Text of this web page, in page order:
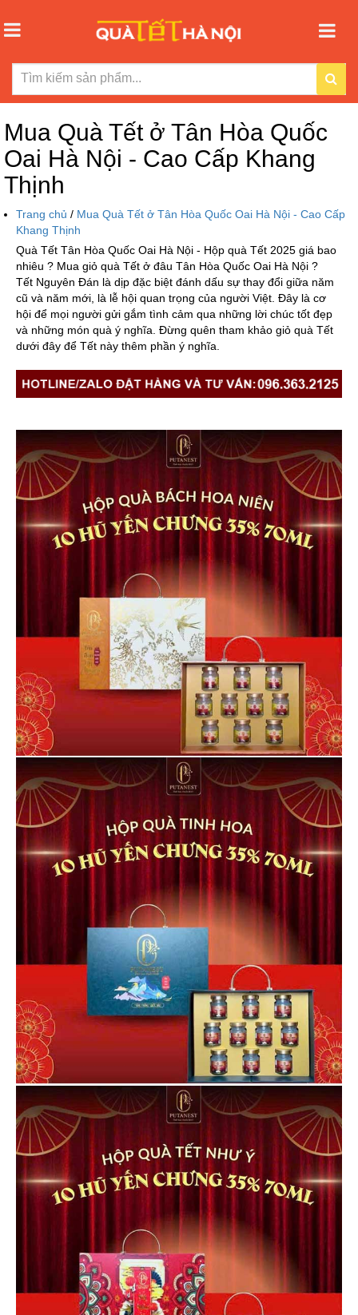
Mua Quà Tết ở Tân Hòa Quốc
Oai Hà Nội - Cao Cấp Khang
Thịnh
Trang chủ / Mua Quà Tết ở Tân Hòa Quốc Oai Hà Nội - Cao Cấp
Khang Thịnh
Quà Tết Tân Hòa Quốc Oai Hà Nội - Hộp quà Tết 2025 giá bao
nhiêu ? Mua giỏ quà Tết ở đâu Tân Hòa Quốc Oai Hà Nội ?
Tết Nguyên Đán là dịp đặc biệt đánh dấu sự thay đổi giữa năm
cũ và năm mới, là lễ hội quan trọng của người Việt. Đây là cơ
hội để mọi người gửi gắm tình cảm qua những lời chúc tốt đẹp
và những món quà ý nghĩa. Đừng quên tham khảo giỏ quà Tết
dưới đây để Tết này thêm phần ý nghĩa.